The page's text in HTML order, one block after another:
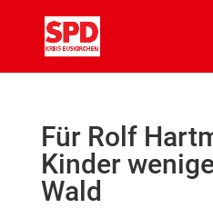
Für Rolf
Kinder
Wald